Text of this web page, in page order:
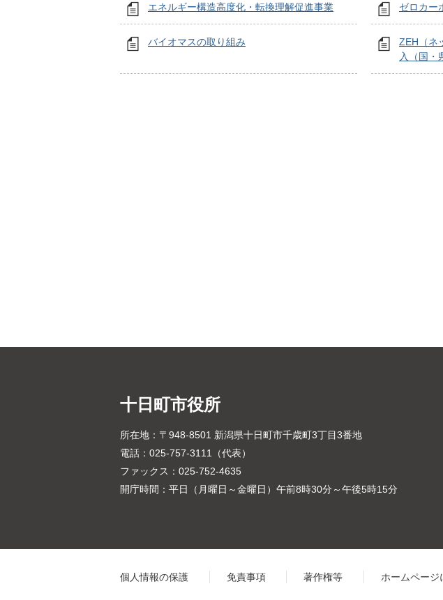
エネルギー構造高度化・転換理解促進事業 ゼロカー
バイオマスの取り組み
ZEH（ネ
入（国・
十日町市役所
所在地：〒948-8501 新潟県十日町市千歳町3丁目3番地
電話：025-757-3111（代表）
ファックス：025-752-4635
開庁時間：平日（月曜日～金曜日）午前8時30分～午後5時15分
個人情報の保護 免責事項 著作権等 ホームページ